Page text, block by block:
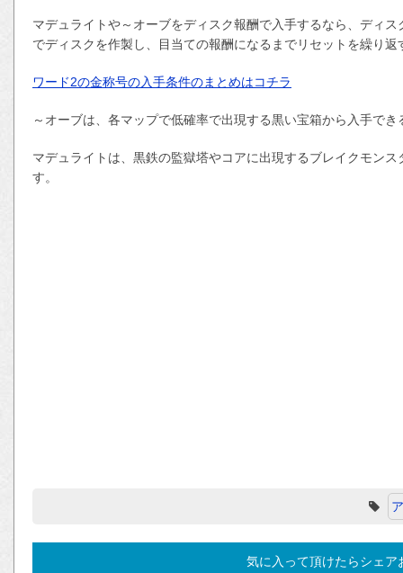
マデュライトや～オーブをディスク報酬で入手するなら、ディ
でディスクを作製し、目当ての報酬になるまでリセットを繰り
ワード2の金称号の入手条件のまとめはコチラ
～オーブは、各マップで低確率で出現する黒い宝箱から入手で
マデュライトは、黒鉄の監獄塔やコアに出現するブレイクモン
す。
気に入って頂けたらシェア